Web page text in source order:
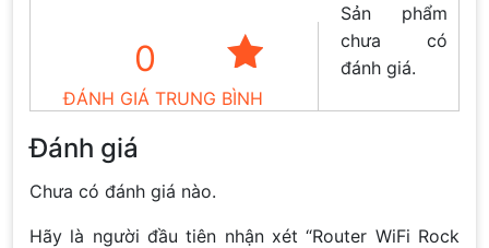
0
ĐÁNH GIÁ TRUNG BÌNH
Sản phẩm
chưa có
đánh giá.
Đánh giá
Chưa có đánh giá nào.
Hãy là người đầu tiên nhận xét “Router WiFi Rock